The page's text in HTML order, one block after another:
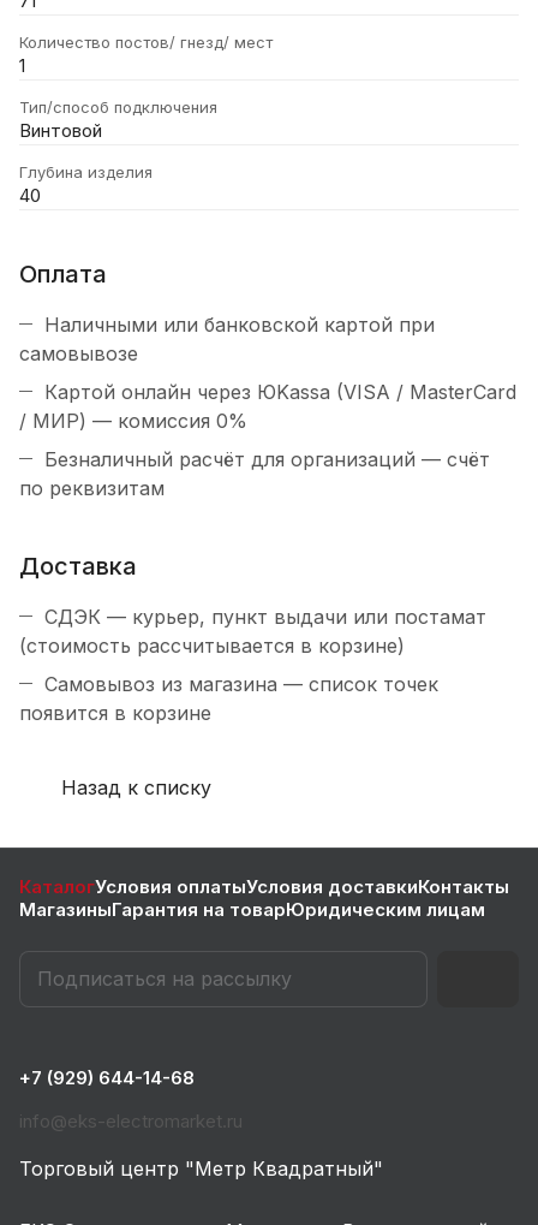
Количество постов/ гнезд/ мест
1
Тип/способ подключения
Винтовой
Глубина изделия
40
Оплата
Наличными или банковской картой при
самовывозе
Картой онлайн через ЮKassa (VISA / MasterCard
/ МИР) — комиссия 0%
Безналичный расчёт для организаций — счёт
по реквизитам
Доставка
СДЭК — курьер, пункт выдачи или постамат
(стоимость рассчитывается в корзине)
Самовывоз из магазина — список точек
появится в корзине
Назад к списку
КаталогУсловия оплатыУсловия доставкиКонтакты
МагазиныГарантия на товарЮридическим лицам
+7 (929) 644-14-68
info@eks-electromarket.ru
Торговый центр "Метр Квадратный"